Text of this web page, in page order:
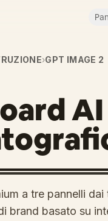
›GPT IMAGE 2
a tre pannelli
brand basato su